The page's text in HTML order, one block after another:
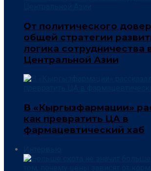
От политического
общей стратегии
логика сотрудничества
Центральной Азии
В «Кыргызфармации»
как превратить ЦА в
фармацевтический хаб